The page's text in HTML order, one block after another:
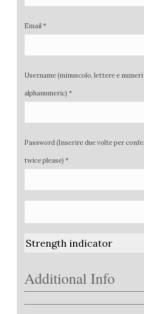
Email *
Username (minuscolo, lettere e
alphanumeric) *
Password (Inserire due volte per
twice please) *
Strength indicator
Additional Info